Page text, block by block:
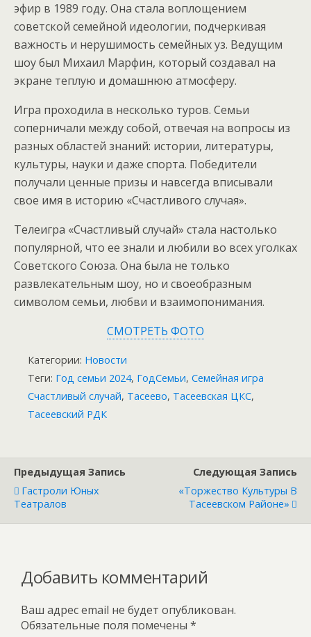
эфир в 1989 году. Она стала воплощением
советской семейной идеологии, подчеркивая
важность и нерушимость семейных уз. Ведущим
шоу был Михаил Марфин, который создавал на
экране теплую и домашнюю атмосферу.
Игра проходила в несколько туров. Семьи
соперничали между собой, отвечая на вопросы из
разных областей знаний: истории, литературы,
культуры, науки и даже спорта. Победители
получали ценные призы и навсегда вписывали
свое имя в историю «Счастливого случая».
Телеигра «Счастливый случай» стала настолько
популярной, что ее знали и любили во всех уголках
Советского Союза. Она была не только
развлекательным шоу, но и своеобразным
символом семьи, любви и взаимопонимания.
СМОТРЕТЬ ФОТО
Категории: Новости
Теги: Год семьи 2024, ГодСемьи, Семейная игра
Счастливый случай, Тасеево, Тасеевская ЦКС,
Тасеевский РДК
Предыдущая Запись
Гастроли Юных
Театралов
Следующая Запись
«Торжество Культуры В
Тасеевском Районе»
Добавить комментарий
Ваш адрес email не будет опубликован.
Обязательные поля помечены *